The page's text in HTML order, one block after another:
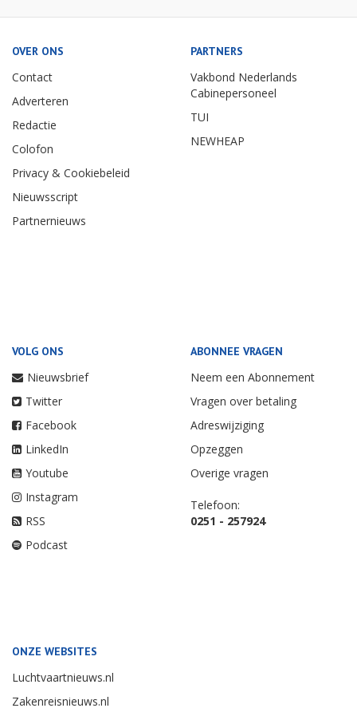
OVER ONS
Contact
Adverteren
Redactie
Colofon
Privacy & Cookiebeleid
Nieuwsscript
Partnernieuws
PARTNERS
Vakbond Nederlands
Cabinepersoneel
TUI
NEWHEAP
VOLG ONS
Nieuwsbrief
Twitter
Facebook
LinkedIn
Youtube
Instagram
RSS
Podcast
ABONNEE VRAGEN
Neem een Abonnement
Vragen over betaling
Adreswijziging
Opzeggen
Overige vragen
Telefoon:
0251 - 257924
ONZE WEBSITES
Luchtvaartnieuws.nl
Zakenreisnieuws.nl